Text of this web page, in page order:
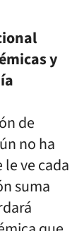
y
de
no ha
le ve cada
suma